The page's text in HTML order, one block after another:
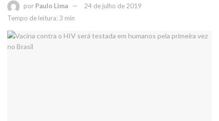
por Paulo Lima
24 de julho de 2019
Tempo de leitura: 3 min